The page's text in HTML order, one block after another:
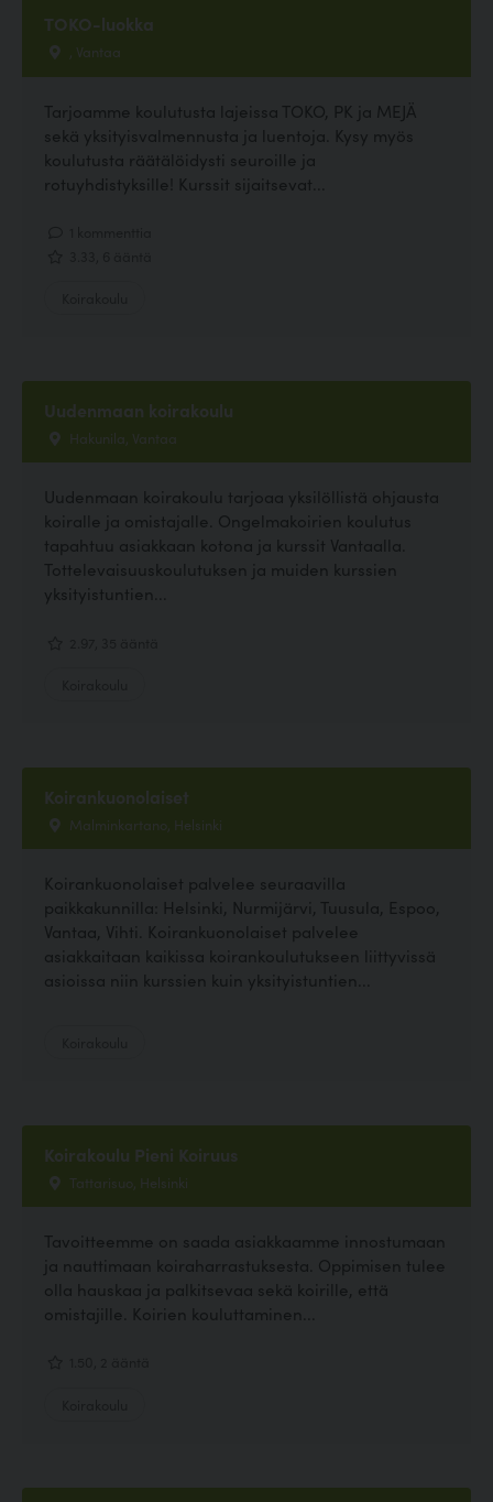
TOKO-luokka
, Vantaa
Tarjoamme koulutusta lajeissa TOKO, PK ja MEJÄ
sekä yksityisvalmennusta ja luentoja. Kysy myös
koulutusta räätälöidysti seuroille ja
rotuyhdistyksille! Kurssit sijaitsevat...
Uudenmaan koirakoulu
Hakunila, Vantaa
Uudenmaan koirakoulu tarjoaa yksilöllistä ohjausta
koiralle ja omistajalle. Ongelmakoirien koulutus
tapahtuu asiakkaan kotona ja kurssit Vantaalla.
Tottelevaisuuskoulutuksen ja muiden kurssien
yksityistuntien...
Koirankuonolaiset
Malminkartano, Helsinki
Koirankuonolaiset palvelee seuraavilla
paikkakunnilla: Helsinki, Nurmijärvi, Tuusula, Espoo,
Vantaa, Vihti. Koirankuonolaiset palvelee
asiakkaitaan kaikissa koirankoulutukseen liittyvissä
asioissa niin kurssien kuin yksityistuntien...
Koirakoulu Pieni Koiruus
Tattarisuo, Helsinki
Tavoitteemme on saada asiakkaamme innostumaan
ja nauttimaan koiraharrastuksesta. Oppimisen tulee
olla hauskaa ja palkitsevaa sekä koirille, että
omistajille. Koirien kouluttaminen...